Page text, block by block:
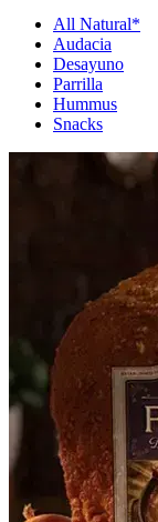
All Natural*
Audacia
Desayuno
Parrilla
Hummus
Snacks